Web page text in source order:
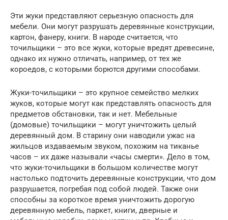
Эти жуки представляют серьезную опасность для
мебели. Они могут разрушать деревянные конструкции,
картон, фанеру, книги. В народе считается, что
точильщики – это все жуки, которые вредят древесине,
однако их нужно отличать, например, от тех же
короедов, с которыми борются другими способами.
Жуки-точильщики – это крупное семейство мелких
жуков, которые могут как представлять опасность для
предметов обстановки, так и нет. Мебельные
(домовые) точильщики – могут уничтожить целый
деревянный дом. В старину они наводили ужас на
жильцов издаваемым звуком, похожим на тиканье
часов – их даже называли «часы смерти». Дело в том,
что жуки-точильщики в большом количестве могут
настолько подточить деревянные конструкции, что дом
разрушается, погребая под собой людей. Также они
способны за короткое время уничтожить дорогую
деревянную мебель, паркет, книги, дверные и